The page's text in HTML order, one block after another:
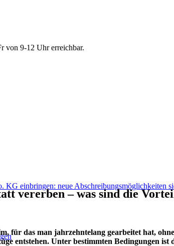
von 9-12 Uhr erreichbar.
einbringen: neue Abschreibungsmöglichkeiten
vererben – was sind die
für das man jahrzehntelang gearbeitet hat,
entstehen. Unter bestimmten Bedingungen